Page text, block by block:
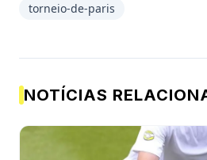
torneio-de-paris
NOTÍCIAS